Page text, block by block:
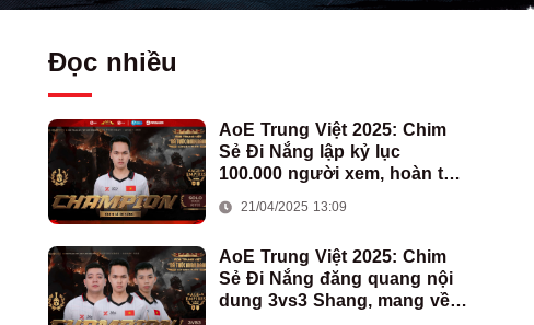
Đọc nhiều
AoE Trung Việt 2025: Chim
Sẻ Đi Nắng lập kỷ lục
100.000 người xem, hoàn tất
Việt Nam
21/04/2025 13:09
AoE Trung Việt 2025: Chim
Sẻ Đi Nắng đăng quang nội
dung 3vs3 Shang, mang về